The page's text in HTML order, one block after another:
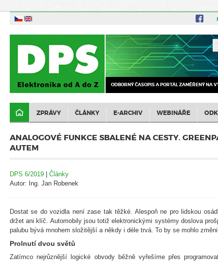
ODBORNÝ ČASOPIS A PORTÁL ZAMĚŘENÝ NA
ZPRÁVY ČLÁNKY E-ARCHIV WEBINÁŘE
ANALOGOVÉ FUNKCE SBALENÉ NA CESTY.
AUTEM
DPS 6/2019 | Články
Autor: Ing. Jan Robenek
Dostat se do vozidla není zase tak těžké. Alespoň ne pro lidskou
držet ani klíč. Automobily jsou totiž elektronickými systémy doslova
palubu bývá mnohem složitější a někdy i déle trvá. To by se mohlo
Prolnutí dvou světů
Zatímco nejrůznější logické obvody běžně vyřešíme přes